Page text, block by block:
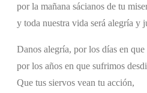
por la mañana sácianos de tu
y toda nuestra vida será alegría y
Danos alegría, por los días en
por los años en que sufrimos
Que tus siervos vean tu acción,